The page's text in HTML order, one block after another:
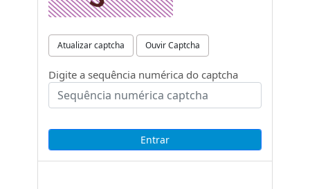
Atualizar captcha Ouvir Captcha
Digite a sequência numérica do captcha